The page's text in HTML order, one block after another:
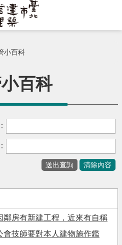
小百科
百科
鄰房有新建工程，近來有自稱
會技師要對本人建物施作鑑